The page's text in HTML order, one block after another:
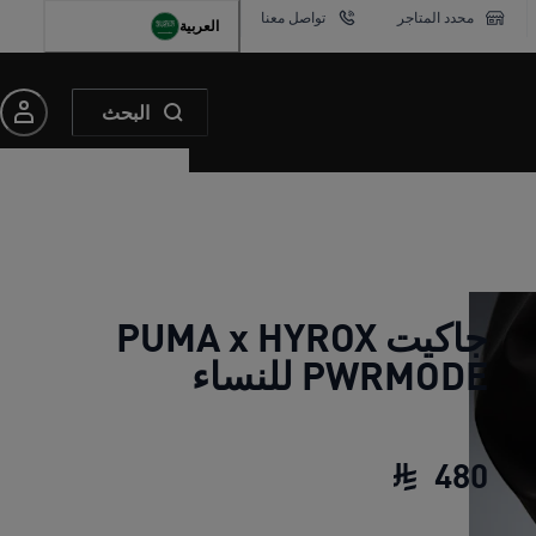
محدد المتاجر تواصل معنا العربية
البحث
جاكيت PUMA x HYROX
PWRMODE للنساء
480